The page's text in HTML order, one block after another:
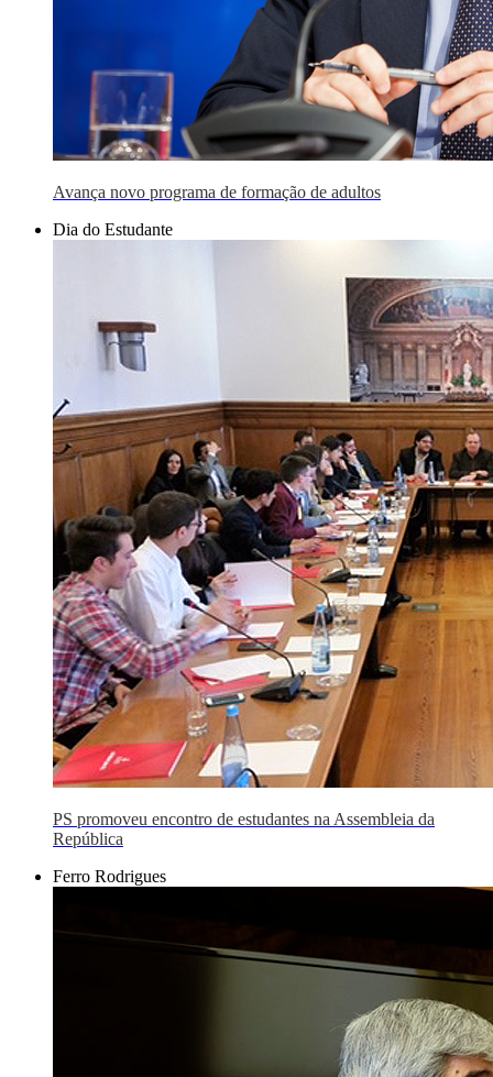
Avança novo programa de formação de adultos
Dia do Estudante
PS promoveu encontro de estudantes na Assembleia da
República
Ferro Rodrigues